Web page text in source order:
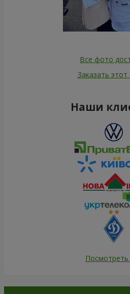
Все фото
Заказать этот
Наши
Посмотреть